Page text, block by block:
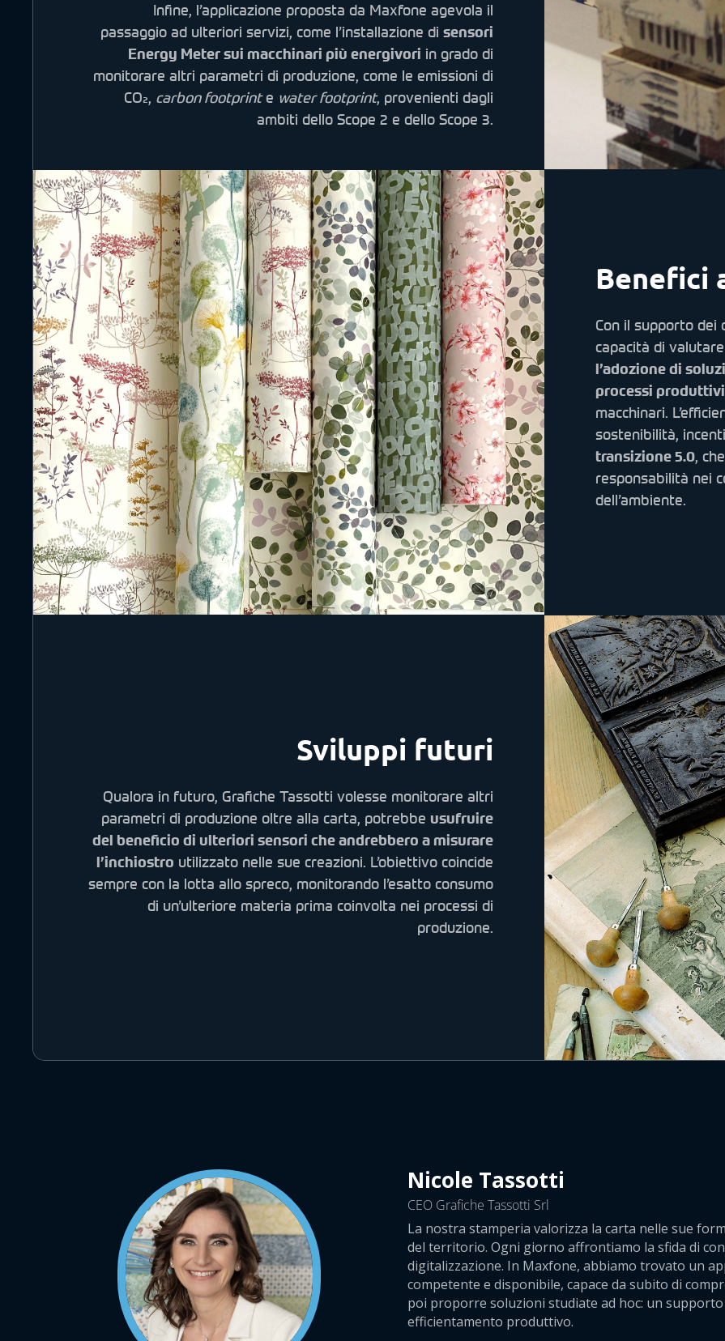
Infine, l’applicazione proposta da Maxfone agevola il
passaggio ad ulteriori servizi, come l’installazione di sensori
Energy Meter sui macchinari più energivori in grado di
monitorare altri parametri di produzione, come le emissioni di
CO₂, carbon footprinte water footprint, provenienti dagli
ambiti dello Scope 2 e dello Scope 3.
Benefici
Con il supporto dei
capacità di
l’adozione di
processi produttivi
macchinari.
sostenibilità,
transizione 5.0,
responsabilità nei
dell’ambiente.
Sviluppi futuri
Qualora in futuro, Grafiche Tassotti volesse monitorare altri
parametri di produzione oltre alla carta, potrebbe usufruire
del beneficio di ulteriori sensori che andrebbero a misurare
l’inchiostro utilizzato nelle sue creazioni. L’obiettivo coincide
sempre con la lotta allo spreco, monitorando l’esatto consumo
di un’ulteriore materia prima coinvolta nei processi di
produzione.
Nicole Tassotti
CEO Grafiche Tassotti Srl
La nostra stamperia valorizza la carta nelle sue
del territorio. Ogni giorno affrontiamo la sfida di
digitalizzazione. In Maxfone, abbiamo trovato un
competente e disponibile, capace da subito di
poi proporre soluzioni studiate ad hoc: un
efficientamento produttivo.